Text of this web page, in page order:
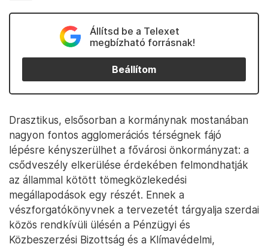
Állítsd be a Telexet
megbízható forrásnak!
Beállítom
Drasztikus, elsősorban a kormánynak mostanában
nagyon fontos agglomerációs térségnek fájó
lépésre kényszerülhet a fővárosi önkormányzat: a
csődveszély elkerülése érdekében felmondhatják
az állammal kötött tömegközlekedési
megállapodások egy részét. Ennek a
vészforgatókönyvnek a tervezetét tárgyalja szerdai
közös rendkívüli ülésén a Pénzügyi és
Közbeszerzési Bizottság és a Klímavédelmi,